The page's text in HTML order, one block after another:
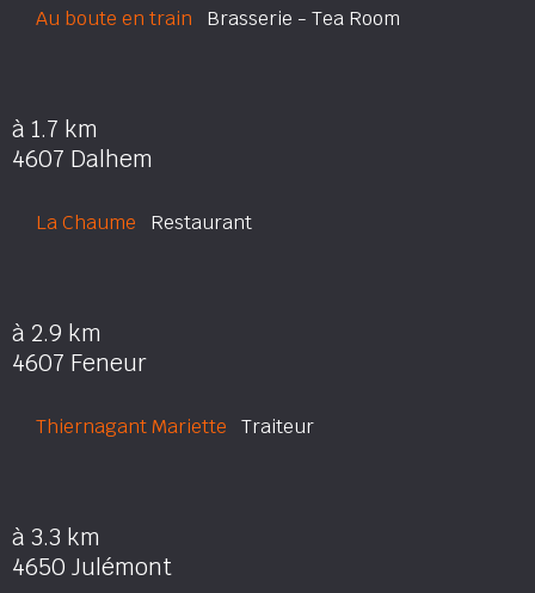
Au boute en train Brasserie - Tea Room
à 1.7 km
4607 Dalhem
La Chaume Restaurant
à 2.9 km
4607 Feneur
Thiernagant Mariette Traiteur
à 3.3 km
4650 Julémont